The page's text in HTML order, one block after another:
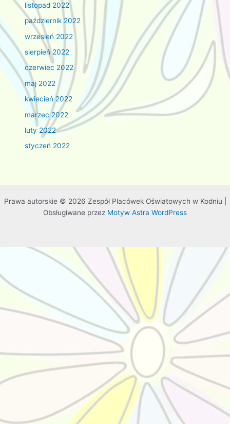
listopad 2022
październik 2022
wrzesień 2022
sierpień 2022
czerwiec 2022
maj 2022
kwiecień 2022
marzec 2022
luty 2022
styczeń 2022
Prawa autorskie © 2026 Zespół Placówek Oświatowych w Kodniu |
Obsługiwane przez Motyw Astra WordPress